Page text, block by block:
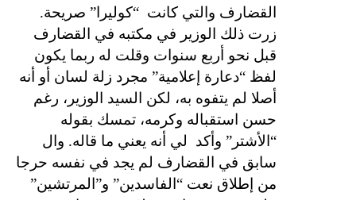
القضارف والتي كانت “كوليرا” صريحة.
زرت ذلك الوزير في مكتبه في القضارف
قبل نحو أربع سنوات وقلت له ربما يكون
لفظ “دعارة إعلامية” مجرد زلة لسان أو أنه
أصلا لم يتفوه به، لكن السيد الوزير، رغم
حسن استقباله وكرمه، تمسك بقوله
“الأشتر” وأكد
لي أنه يعني ما قاله. وال
سابق في القضارف لم يجد في نفسه حرجا
من إطلاق نعت “الفاسدين” و”المرتشين”